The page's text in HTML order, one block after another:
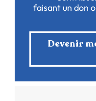
faisant un don
Devenir